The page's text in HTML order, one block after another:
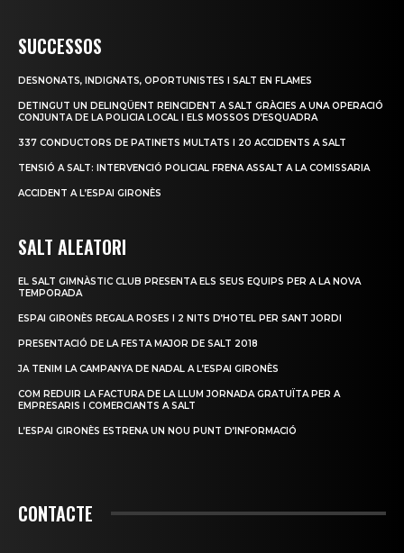
SUCCESSOS
DESNONATS, INDIGNATS, OPORTUNISTES I SALT EN FLAMES
DETINGUT UN DELINQÜENT REINCIDENT A SALT GRÀCIES A UNA OPERACIÓ
CONJUNTA DE LA POLICIA LOCAL I ELS MOSSOS D’ESQUADRA
337 CONDUCTORS DE PATINETS MULTATS I 20 ACCIDENTS A SALT
TENSIÓ A SALT: INTERVENCIÓ POLICIAL FRENA ASSALT A LA COMISSARIA
ACCIDENT A L’ESPAI GIRONÈS
SALT ALEATORI
EL SALT GIMNÀSTIC CLUB PRESENTA ELS SEUS EQUIPS PER A LA NOVA
TEMPORADA
ESPAI GIRONÈS REGALA ROSES I 2 NITS D’HOTEL PER SANT JORDI
PRESENTACIÓ DE LA FESTA MAJOR DE SALT 2018
JA TENIM LA CAMPANYA DE NADAL A L’ESPAI GIRONÈS
COM REDUIR LA FACTURA DE LA LLUM JORNADA GRATUÏTA PER A
EMPRESARIS I COMERCIANTS A SALT
L’ESPAI GIRONÈS ESTRENA UN NOU PUNT D’INFORMACIÓ
CONTACTE